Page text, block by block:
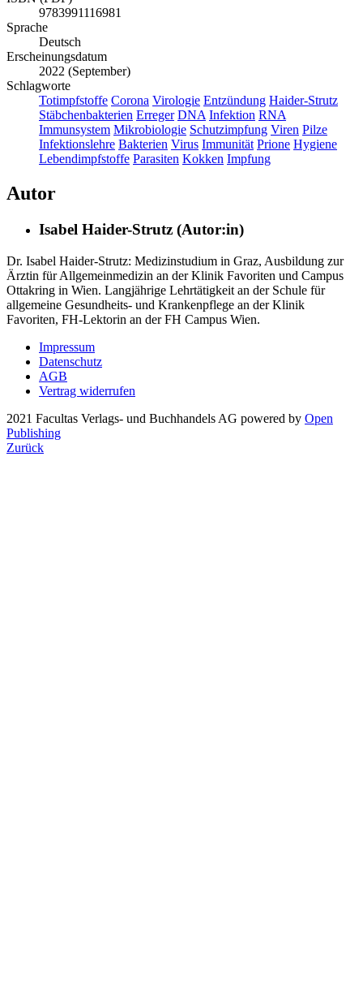
9783991116981
Sprache
Deutsch
Erscheinungsdatum
2022 (September)
Schlagworte
Totimpfstoffe Corona Virologie Entzündung Haider-Strutz
Stäbchenbakterien Erreger DNA Infektion RNA
Immunsystem Mikrobiologie Schutzimpfung Viren Pilze
Infektionslehre Bakterien Virus Immunität Prione Hygiene
Lebendimpfstoffe Parasiten Kokken Impfung
Autor
Isabel Haider-Strutz (Autor:in)
Dr. Isabel Haider-Strutz: Medizinstudium in Graz, Ausbildung zur
Ärztin für Allgemeinmedizin an der Klinik Favoriten und Campus
Ottakring in Wien. Langjährige Lehrtätigkeit an der Schule für
allgemeine Gesundheits- und Krankenpflege an der Klinik
Favoriten, FH-Lektorin an der FH Campus Wien.
Impressum
Datenschutz
AGB
Vertrag widerrufen
2021 Facultas Verlags- und Buchhandels AG powered by Open
Publishing
Zurück